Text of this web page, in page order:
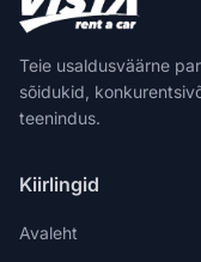
Teie usaldusväärne
sõidukid,
teenindus.
Kiirlingid
Avaleht